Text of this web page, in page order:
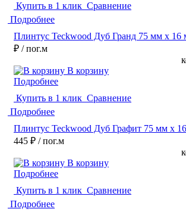
Купить в 1 клик Сравнение
Подробнее
Плинтус Teckwood Дуб Гранд 75 мм х 16
₽ / пог.м
В корзину
Подробнее
Купить в 1 клик Сравнение
Подробнее
Плинтус Teckwood Дуб Графит 75 мм х
445 ₽ / пог.м
В корзину
Подробнее
Купить в 1 клик Сравнение
Подробнее